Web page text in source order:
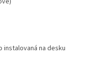
instalovaná na desku